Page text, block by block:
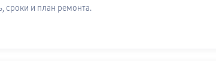
сроки и план ремонта.